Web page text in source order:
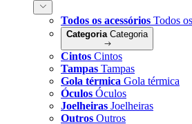
Todos os acessórios Todos
Categoria Categoria
Cintos Cintos
Tampas Tampas
Gola térmica Gola térmica
Óculos Óculos
Joelheiras Joelheiras
Outros Outros